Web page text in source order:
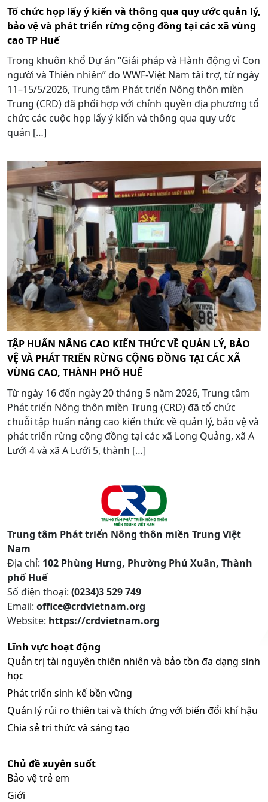
Tổ chức họp lấy ý kiến và thông qua quy ước quản lý,
bảo vệ và phát triển rừng cộng đồng tại các xã vùng
cao TP Huế
Trong khuôn khổ Dự án “Giải pháp và Hành động vì Con
người và Thiên nhiên” do WWF-Việt Nam tài trợ, từ ngày
11–15/5/2026, Trung tâm Phát triển Nông thôn miền
Trung (CRD) đã phối hợp với chính quyền địa phương tổ
chức các cuộc họp lấy ý kiến và thông qua quy ước
quản […]
TẬP HUẤN NÂNG CAO KIẾN THỨC VỀ QUẢN LÝ, BẢO
VỆ VÀ PHÁT TRIỂN RỪNG CỘNG ĐỒNG TẠI CÁC XÃ
VÙNG CAO, THÀNH PHỐ HUẾ
Từ ngày 16 đến ngày 20 tháng 5 năm 2026, Trung tâm
Phát triển Nông thôn miền Trung (CRD) đã tổ chức
chuỗi tập huấn nâng cao kiến thức về quản lý, bảo vệ và
phát triển rừng cộng đồng tại các xã Long Quảng, xã A
Lưới 4 và xã A Lưới 5, thành […]
Trung tâm Phát triển Nông thôn miền Trung Việt
Nam
Địa chỉ: 102 Phùng Hưng, Phường Phú Xuân, Thành
phố Huế
Số điện thoại: (0234)3 529 749
Email: office@crdvietnam.org
Website: https://crdvietnam.org
Lĩnh vực hoạt động
Quản trị tài nguyên thiên nhiên và bảo tồn đa dạng sinh
học
Phát triển sinh kế bền vững
Quản lý rủi ro thiên tai và thích ứng với biến đổi khí hậu
Chia sẻ tri thức và sáng tạo
Chủ đề xuyên suốt
Bảo vệ trẻ em
Giới